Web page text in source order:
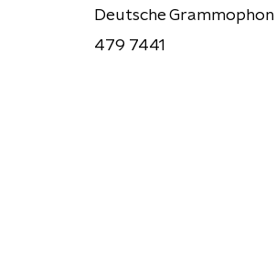
Deutsche Grammophon
479 7441